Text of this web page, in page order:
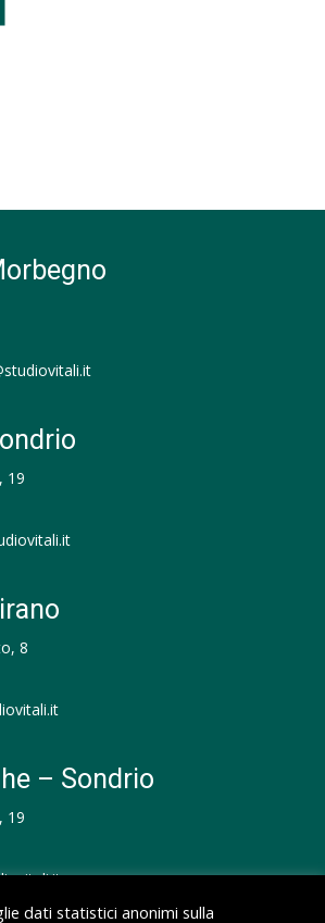
19
8
– Sondrio
19
dati statistici anonimi sulla